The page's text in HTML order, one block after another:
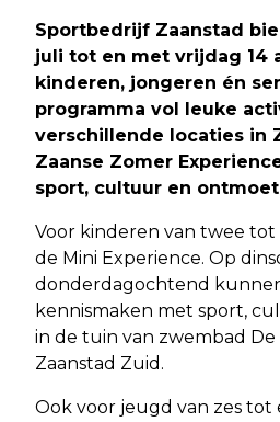
Sportbedrijf Zaanstad
juli tot en met vrijdag 14
kinderen, jongeren én
programma vol leuke
verschillende locaties in
Zaanse Zomer
sport, cultuur en
Voor kinderen van twee tot
de Mini Experience. Op
donderdagochtend
kennismaken met sport,
in de tuin van zwembad De
Zaanstad Zuid.
Ook voor jeugd van zes